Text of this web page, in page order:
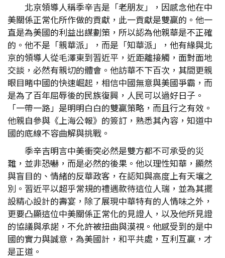
北京領導人稱季辛吉是「老朋友」，因感念他在中
美關係正常化所作做的貢獻，此一貢獻是雙贏的。他一
直是為美國的利益出謀劃策，所以認為他親華是不正確
的。他不是「親華派」，而是「知華派」，他有緣與北
京的領導人從毛澤東到習近平，近距離接觸，面對面地
交談，必然有親切的體會。他訪華不下百次，其間更親
眼目睹中國的快速崛起，相信中國無意與美國爭霸，而
是為了百年屈辱後的民族復興，人民可以過好日子。
「一帶一路」是明明白白的雙贏策略，而且行之有效。
他親自參與《上海公報》的簽訂，熟悉其內容，知道中
國的底線不容曲解與挑戰。
季辛吉明言中美衝突必然是雙方都不可承受的災
難，並非恐嚇，而是必然的後果。他以理性知華，顯然
與盲目的、情緒的反華政客，在認知與高度上有天壤之
別。習近平以超乎常規的禮遇款待這位人瑞，並為其擺
設精心設計的壽宴，除了展現中華特有的人情味之外，
更要凸顯這位中美關係正常化的見證人，以及他所見證
的協議與承諾，不允許被扭曲與漠視。他感受到的是中
國的實力與誠意，為美國計，和平共處，互利互贏，才
是正道。